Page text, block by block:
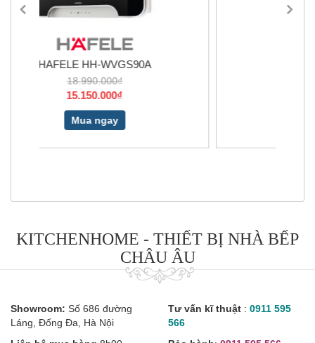
CATA TF 2003.9
KITCHENHOME - THIẾT BỊ NHÀ BẾP
CHÂU ÂU
Showroom: Số 686 đường
Láng, Đống Đa, Hà Nội
Tư vấn kĩ thuật : 0911 595
566